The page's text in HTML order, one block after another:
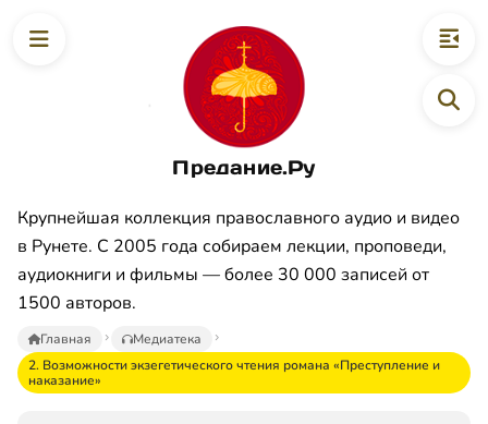
Предание.Ру
Крупнейшая коллекция православного аудио и видео
в Рунете. С 2005 года собираем лекции, проповеди,
аудиокниги и фильмы — более 30 000 записей от
1500 авторов.
Главная
Медиатека
2. Возможности экзегетического чтения романа «Преступление и
наказание»